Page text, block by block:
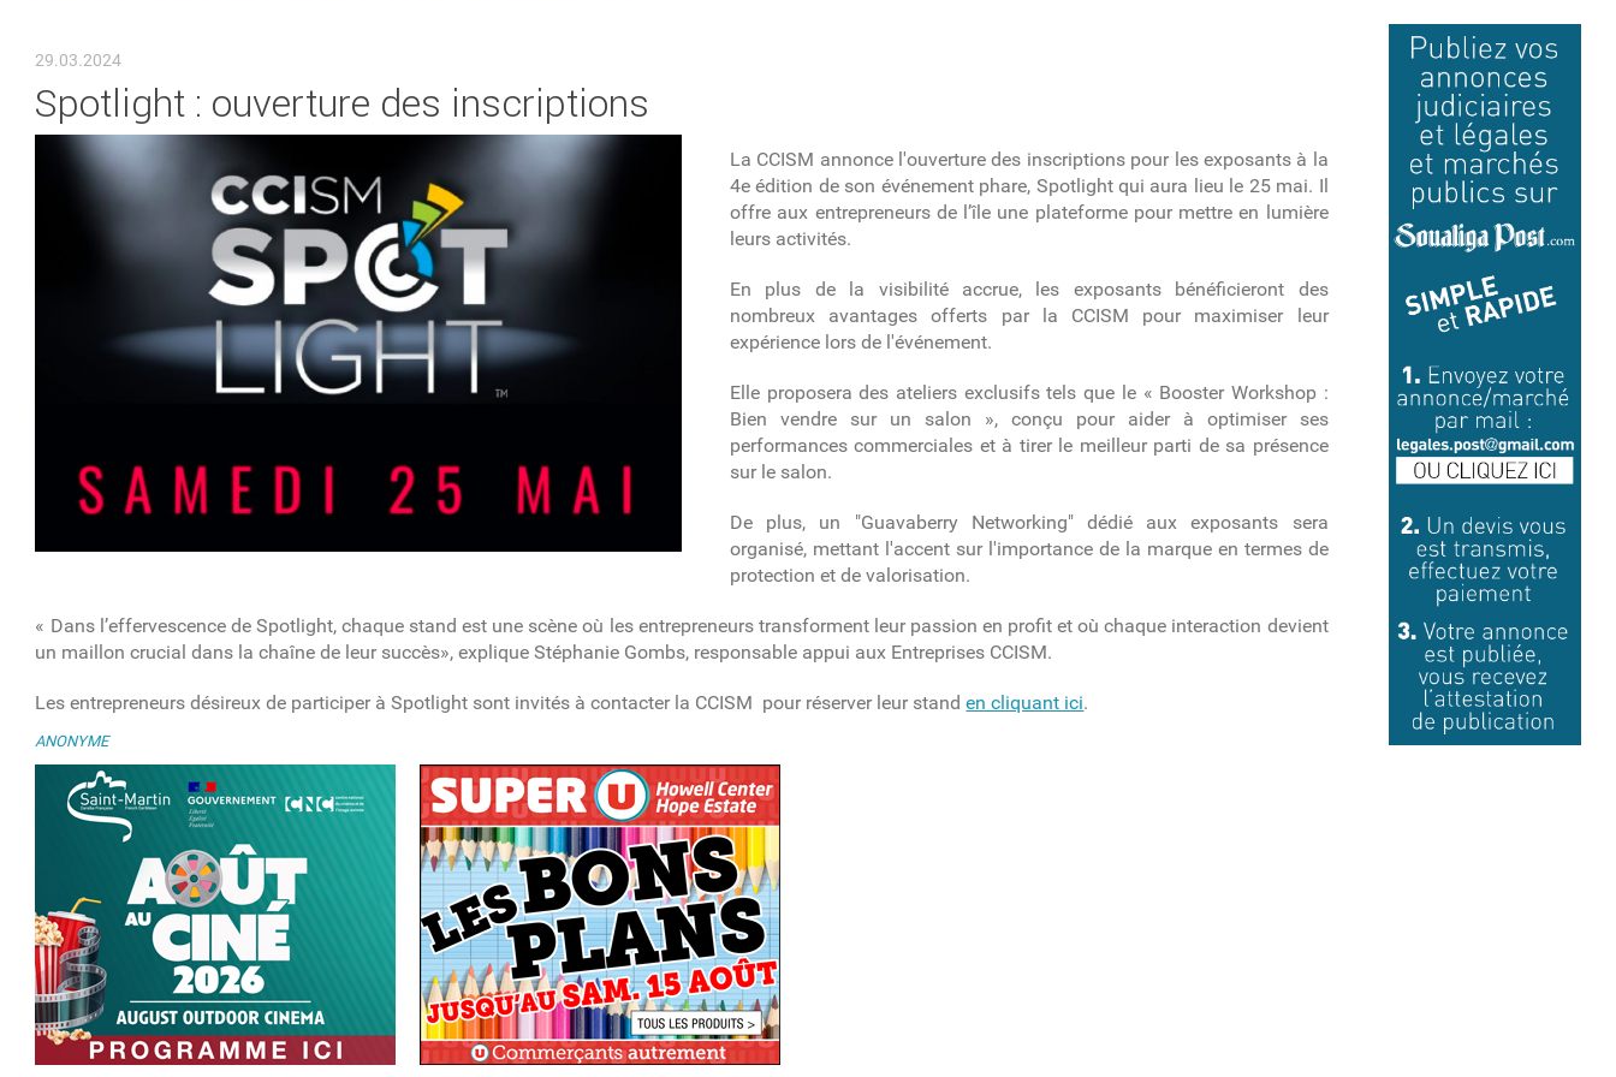
29.03.2024
Spotlight : ouverture des inscriptions
La CCISM annonce l'ouverture des inscriptions pour les exposants à la
4e édition de son événement phare, Spotlight qui aura lieu le 25 mai. Il
offre aux entrepreneurs de l’île une plateforme pour mettre en lumière
leurs activités.
En plus de la visibilité accrue, les exposants bénéficieront des
nombreux avantages offerts par la CCISM pour maximiser leur
expérience lors de l'événement.
Elle proposera des ateliers exclusifs tels que le « Booster Workshop :
Bien vendre sur un salon », conçu pour aider à optimiser ses
performances commerciales et à tirer le meilleur parti de sa présence
sur le salon.
De plus, un "Guavaberry Networking" dédié aux exposants sera
organisé, mettant l'accent sur l'importance de la marque en termes de
protection et de valorisation.
« Dans l’effervescence de Spotlight, chaque stand est une scène où les entrepreneurs transforment leur passion en profit et où chaque interaction devient
un maillon crucial dans la chaîne de leur succès», explique Stéphanie Gombs, responsable appui aux Entreprises CCISM.
Les entrepreneurs désireux de participer àSpotlight sont invités à contacter la CCISM pour réserver leur standen cliquant ici.
ANONYME